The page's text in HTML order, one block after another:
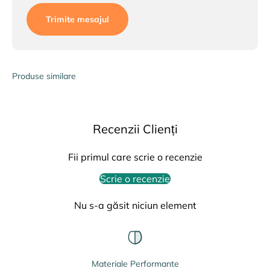
Trimite mesajul
Produse similare
Recenzii Clienți
Fii primul care scrie o recenzie
Scrie o recenzie
Nu s-a găsit niciun element
Materiale Performante